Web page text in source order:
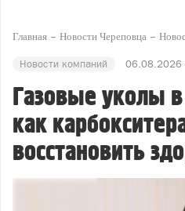
Главная Новости Череповца
Новости компаний 06.08.2026
Газовые уколы
как
восстановить